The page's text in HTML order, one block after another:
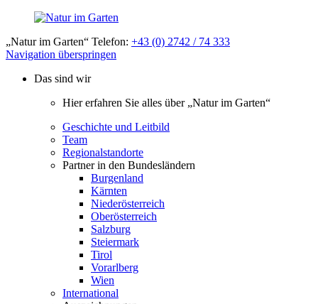
„Natur im Garten“ Telefon: +43 (0) 2742 / 74 333
Navigation überspringen
Das sind wir
Hier erfahren Sie alles über „Natur im Garten“
Geschichte und Leitbild
Team
Regionalstandorte
Partner in den Bundesländern
Burgenland
Kärnten
Niederösterreich
Oberösterreich
Salzburg
Steiermark
Tirol
Vorarlberg
Wien
International